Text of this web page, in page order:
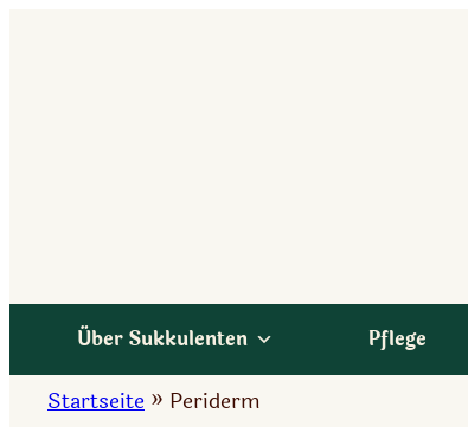
Über Sukkulenten Pflege
Startseite » Periderm